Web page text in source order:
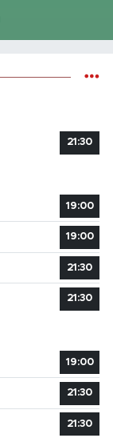
21:30
19:00
19:00
21:30
21:30
19:00
21:30
21:30